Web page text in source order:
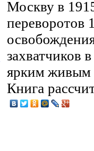
Москву в
переворотов
захватчиков
ярким живым
Книга